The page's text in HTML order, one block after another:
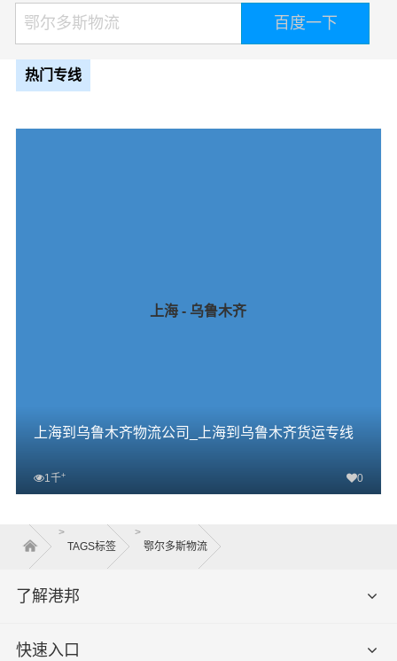
热门专线
上海 - 乌鲁木齐
上海到乌鲁木齐物流公司_上海到乌鲁木齐货运专线
1千+ 0
查看详细
>
TAGS标签
>
鄂尔多斯物流
了解港邦
快速入口